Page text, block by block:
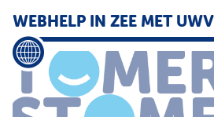
WEBHELP IN ZEE MET UWV